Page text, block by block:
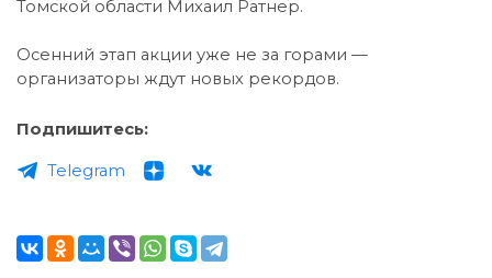
Томской области Михаил Ратнер.
Осенний этап акции уже не за горами —
организаторы ждут новых рекордов.
Подпишитесь:
Telegram